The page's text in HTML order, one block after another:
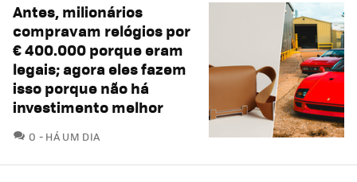
Antes, milionários
compravam relógios por
€ 400.000 porque eram
legais; agora eles fazem
isso porque não há
investimento melhor
0 COMENTÁRIOS
HÁ UM DIA